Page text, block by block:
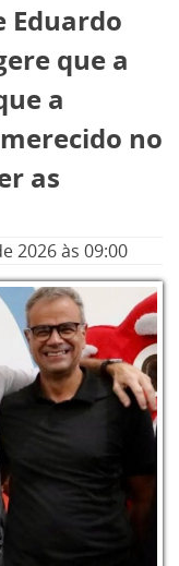
Eduardo
que a
a
no
as
2026às 09:00